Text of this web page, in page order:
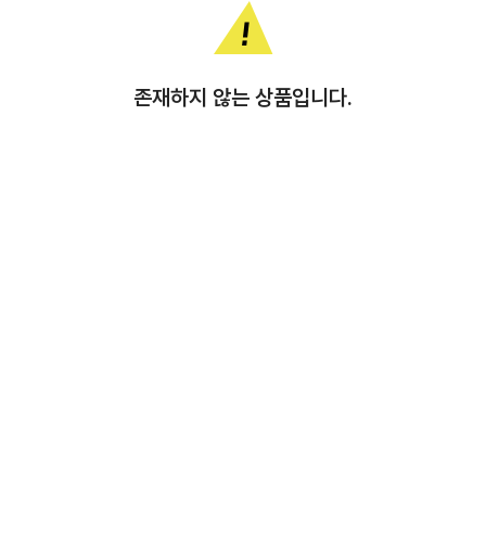
존재하지 않는 상품입니다.